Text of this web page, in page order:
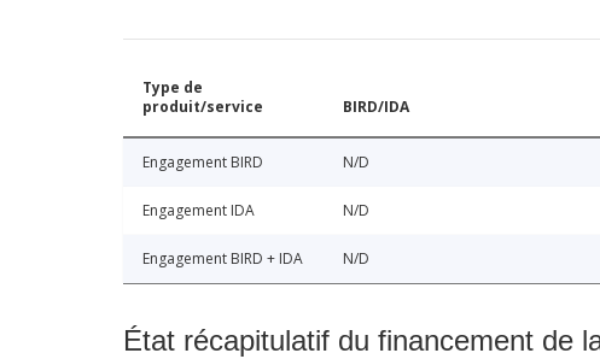
Type de
produit/service
BIRD/IDA
Engagement BIRD N/D
Engagement IDA N/D
Engagement BIRD + IDA N/D
État récapitulatif du financement de